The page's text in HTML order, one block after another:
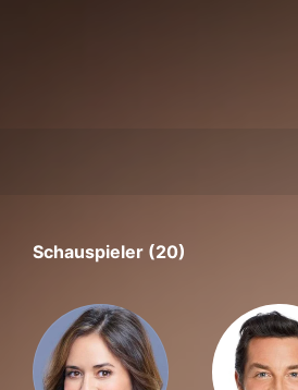
Schauspieler (20)